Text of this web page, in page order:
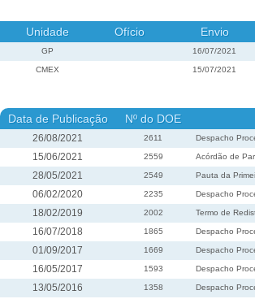
Unidade Ofício Envio
GP 16/07/2021
CMEX 15/07/2021
Data de Publicação Nº do DOE
26/08/2021 2611 Despacho
15/06/2021 2559 Acórdão de
28/05/2021 2549 Pauta da
06/02/2020 2235 Despacho
18/02/2019 2002 Termo de
16/07/2018 1865 Despacho
01/09/2017 1669 Despacho
16/05/2017 1593 Despacho
13/05/2016 1358 Despacho